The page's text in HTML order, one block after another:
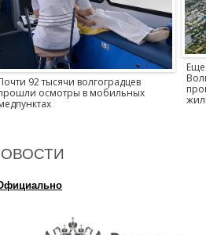
Еще 215 млн рублей получила
Волгоградская область на
программу расселения аварийного
жилья
В